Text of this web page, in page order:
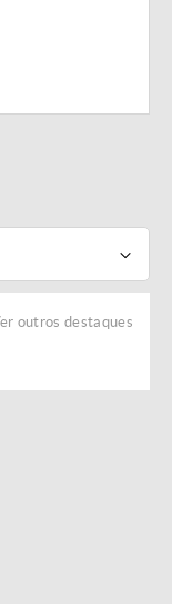
outros destaques